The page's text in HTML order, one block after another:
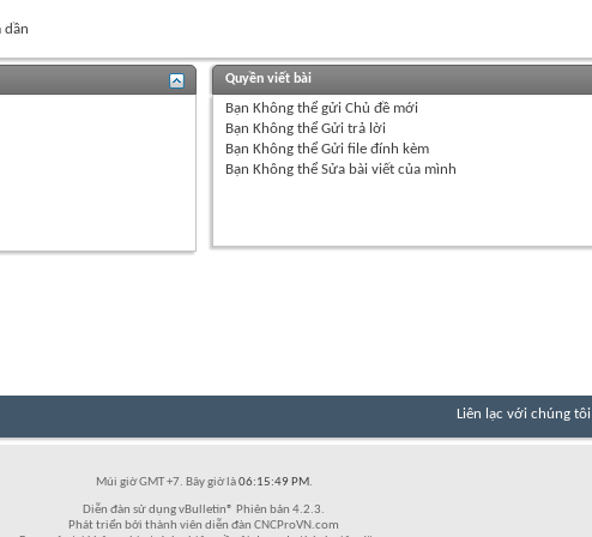
dần
Quyền viết bài
Bạn Không thểgửi Chủ đề mới
Bạn Không thểGửi trả lời
Bạn Không thểGửi file đính kèm
Bạn Không thểSửa bài viết của mình
Liên lạc với chúng tôi
Múi giờ GMT +7. Bây giờ là06:15:49 PM.
Diễn đàn sử dụng vBulletin® Phiên bản 4.2.3.
Phát triển bởi thành viên diễn đàn CNCProVN.com